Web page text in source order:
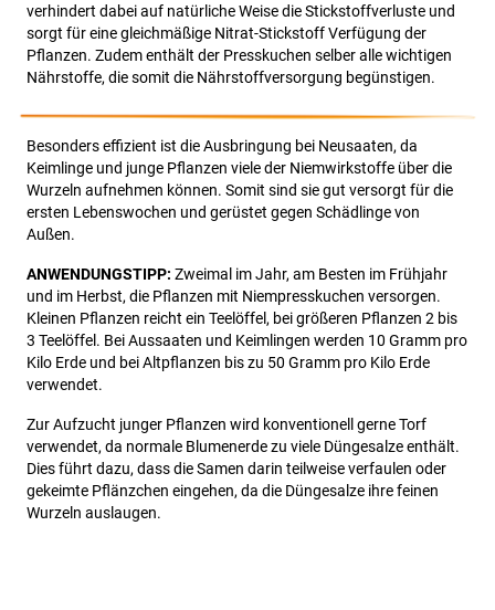
verhindert dabei auf natürliche Weise die Stickstoffverluste und
sorgt für eine gleichmäßige Nitrat-Stickstoff Verfügung der
Pflanzen. Zudem enthält der Presskuchen selber alle wichtigen
Nährstoffe, die somit die Nährstoffversorgung begünstigen.
Besonders effizient ist die Ausbringung bei Neusaaten, da
Keimlinge und junge Pflanzen viele der Niemwirkstoffe über die
Wurzeln aufnehmen können. Somit sind sie gut versorgt für die
ersten Lebenswochen und gerüstet gegen Schädlinge von
Außen.
ANWENDUNGSTIPP: Zweimal im Jahr, am Besten im Frühjahr
und im Herbst, die Pflanzen mit Niempresskuchen versorgen.
Kleinen Pflanzen reicht ein Teelöffel, bei größeren Pflanzen 2 bis
3 Teelöffel. Bei Aussaaten und Keimlingen werden 10 Gramm pro
Kilo Erde und bei Altpflanzen bis zu 50 Gramm pro Kilo Erde
verwendet.
Zur Aufzucht junger Pflanzen wird konventionell gerne Torf
verwendet, da normale Blumenerde zu viele Düngesalze enthält.
Dies führt dazu, dass die Samen darin teilweise verfaulen oder
gekeimte Pflänzchen eingehen, da die Düngesalze ihre feinen
Wurzeln auslaugen.